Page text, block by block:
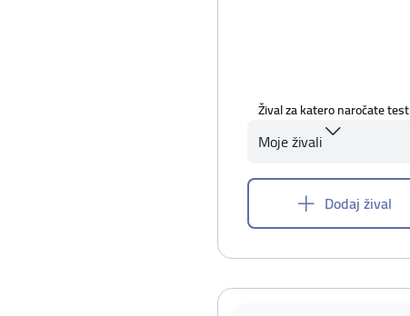
Žival za katero naročate test
Moje živali
Dodaj žival